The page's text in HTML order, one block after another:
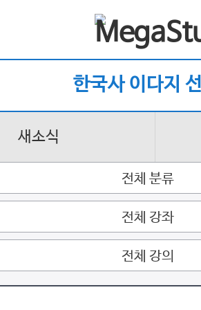
한국사 이다지
새소식
전체 분류
전체 강좌
전체 강의